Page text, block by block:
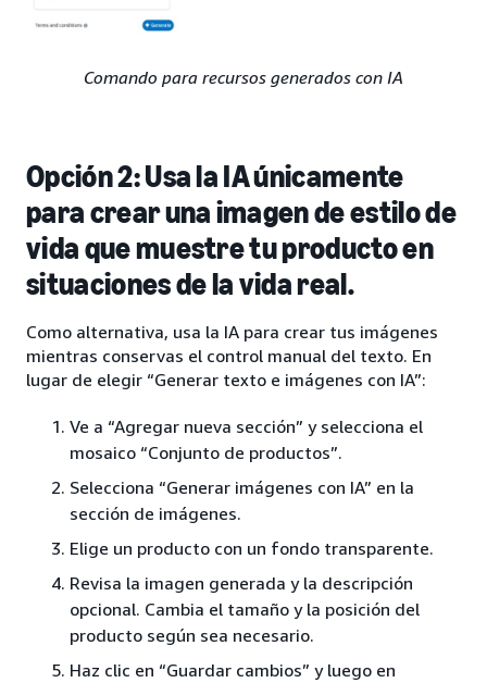
Comando para recursos generados con IA
Opción 2: Usa la IA únicamente
para crear una imagen de estilo de
vida que muestre tu producto en
situaciones de la vida real.
Como alternativa, usa la IA para crear tus imágenes
mientras conservas el control manual del texto. En
lugar de elegir “Generar texto e imágenes con IA”:
Ve a “Agregar nueva sección” y selecciona el
mosaico “Conjunto de productos”.
Selecciona “Generar imágenes con IA” en la
sección de imágenes.
Elige un producto con un fondo transparente.
Revisa la imagen generada y la descripción
opcional. Cambia el tamaño y la posición del
producto según sea necesario.
Haz clic en “Guardar cambios” y luego en